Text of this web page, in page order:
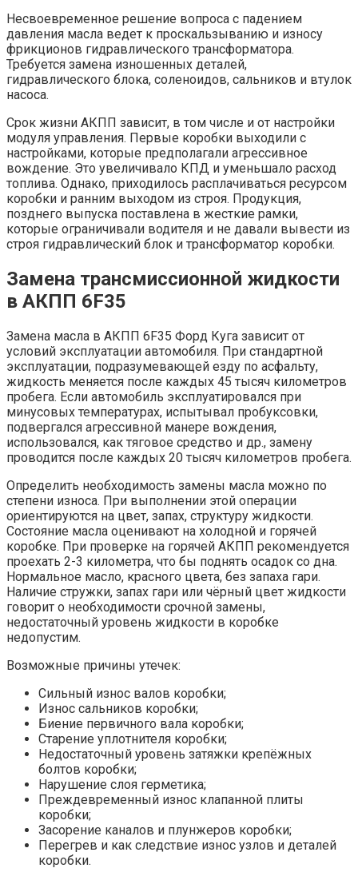
Несвоевременное решение вопроса с падением
давления масла ведет к проскальзыванию и износу
фрикционов гидравлического трансформатора.
Требуется замена изношенных деталей,
гидравлического блока, соленоидов, сальников и втулок
насоса.
Срок жизни АКПП зависит, в том числе и от настройки
модуля управления. Первые коробки выходили с
настройками, которые предполагали агрессивное
вождение. Это увеличивало КПД и уменьшало расход
топлива. Однако, приходилось расплачиваться ресурсом
коробки и ранним выходом из строя. Продукция,
позднего выпуска поставлена в жесткие рамки,
которые ограничивали водителя и не давали вывести из
строя гидравлический блок и трансформатор коробки.
Замена трансмиссионной жидкости
в АКПП 6F35
Замена масла в АКПП 6F35 Форд Куга зависит от
условий эксплуатации автомобиля. При стандартной
эксплуатации, подразумевающей езду по асфальту,
жидкость меняется после каждых 45 тысяч километров
пробега. Если автомобиль эксплуатировался при
минусовых температурах, испытывал пробуксовки,
подвергался агрессивной манере вождения,
использовался, как тяговое средство и др., замену
проводится после каждых 20 тысяч километров пробега.
Определить необходимость замены масла можно по
степени износа. При выполнении этой операции
ориентируются на цвет, запах, структуру жидкости.
Состояние масла оценивают на холодной и горячей
коробке. При проверке на горячей АКПП рекомендуется
проехать 2-3 километра, что бы поднять осадок со дна.
Нормальное масло, красного цвета, без запаха гари.
Наличие стружки, запах гари или чёрный цвет жидкости
говорит о необходимости срочной замены,
недостаточный уровень жидкости в коробке
недопустим.
Возможные причины утечек:
Сильный износ валов коробки;
Износ сальников коробки;
Биение первичного вала коробки;
Старение уплотнителя коробки;
Недостаточный уровень затяжки крепёжных
болтов коробки;
Нарушение слоя герметика;
Преждевременный износ клапанной плиты
коробки;
Засорение каналов и плунжеров коробки;
Перегрев и как следствие износ узлов и деталей
коробки.